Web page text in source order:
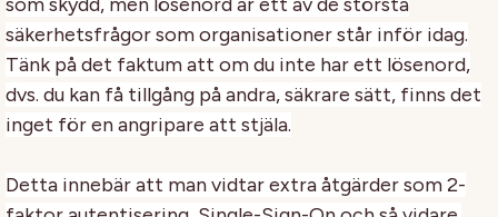
säkerhetsfrågor som organisationer står inför idag.
Tänk på det faktum att om du inte har ett lösenord,
dvs. du kan få tillgång på andra, säkrare sätt, finns det
inget för en angripare att stjäla.
Detta innebär att man vidtar extra åtgärder som 2-